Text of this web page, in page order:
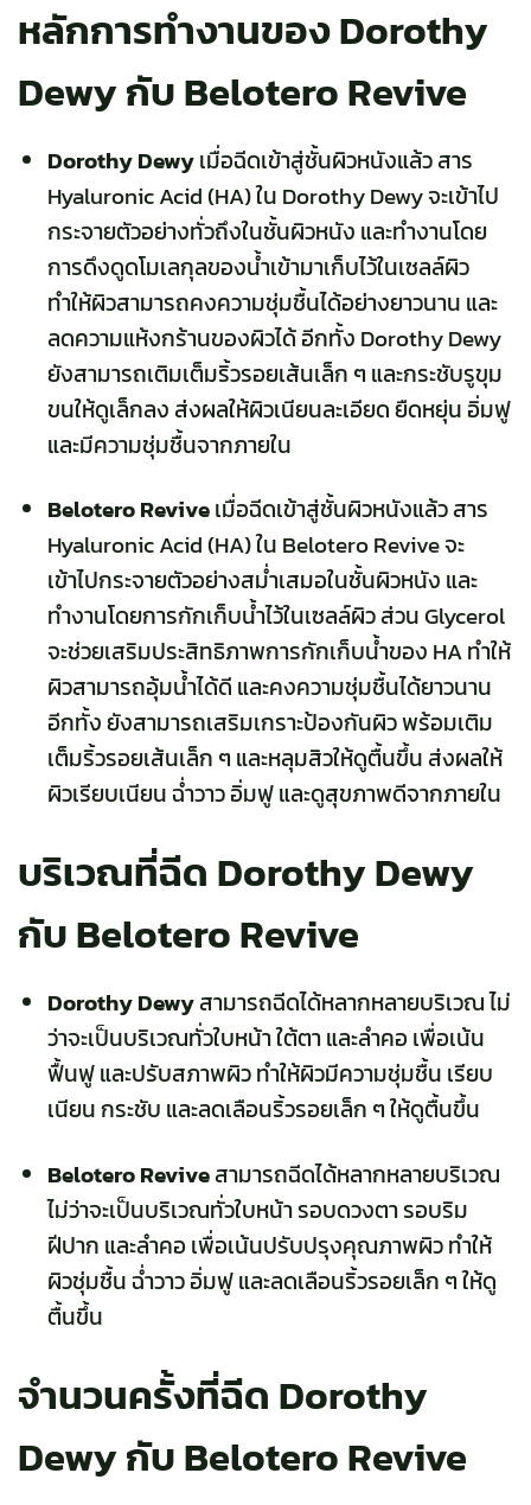
หลักการทำงานของ Dorothy
Dewy กับ Belotero Revive
Dorothy Dewyเมื่อฉีดเข้าสู่ชั้นผิวหนังแล้ว สาร
Hyaluronic Acid (HA) ใน Dorothy Dewy จะเข้าไป
กระจายตัวอย่างทั่วถึงในชั้นผิวหนัง และทำงานโดย
การดึงดูดโมเลกุลของน้ำเข้ามาเก็บไว้ในเซลล์ผิว
ทำให้ผิวสามารถคงความชุ่มชื้นได้อย่างยาวนาน และ
ลดความแห้งกร้านของผิวได้ อีกทั้ง Dorothy Dewy
ยังสามารถเติมเต็มริ้วรอยเส้นเล็ก ๆ และกระชับรูขุม
ขนให้ดูเล็กลง ส่งผลให้ผิวเนียนละเอียด ยืดหยุ่น อิ่มฟู
และมีความชุ่มชื้นจากภายใน
Belotero Reviveเมื่อฉีดเข้าสู่ชั้นผิวหนังแล้ว สาร
Hyaluronic Acid (HA) ใน Belotero Revive จะ
เข้าไปกระจายตัวอย่างสม่ำเสมอในชั้นผิวหนัง และ
ทำงานโดยการกักเก็บน้ำไว้ในเซลล์ผิว ส่วนGlycerol
จะช่วยเสริมประสิทธิภาพการกักเก็บน้ำของ HA ทำให้
ผิวสามารถอุ้มน้ำได้ดี และคงความชุ่มชื้นได้ยาวนาน
อีกทั้ง ยังสามารถเสริมเกราะป้องกันผิว พร้อมเติม
เต็มริ้วรอยเส้นเล็ก ๆ และหลุมสิวให้ดูตื้นขึ้น ส่งผลให้
ผิวเรียบเนียน ฉ่ำวาว อิ่มฟู และดูสุขภาพดีจากภายใน
บริเวณที่ฉีด Dorothy Dewy
กับ Belotero Revive
Dorothy Dewyสามารถฉีดได้หลากหลายบริเวณ ไม่
ว่าจะเป็นบริเวณทั่วใบหน้า ใต้ตา และลำคอ เพื่อเน้น
ฟื้นฟู และปรับสภาพผิว ทำให้ผิวมีความชุ่มชื้น เรียบ
เนียน กระชับ และลดเลือนริ้วรอยเล็ก ๆ ให้ดูตื้นขึ้น
Belotero Reviveสามารถฉีดได้หลากหลายบริเวณ
ไม่ว่าจะเป็นบริเวณทั่วใบหน้า รอบดวงตา รอบริม
ฝีปาก และลำคอ เพื่อเน้นปรับปรุงคุณภาพผิว ทำให้
ผิวชุ่มชื้น ฉ่ำวาว อิ่มฟู และลดเลือนริ้วรอยเล็ก ๆ ให้ดู
ตื้นขึ้น
จำนวนครั้งที่ฉีด Dorothy
Dewy กับ Belotero Revive